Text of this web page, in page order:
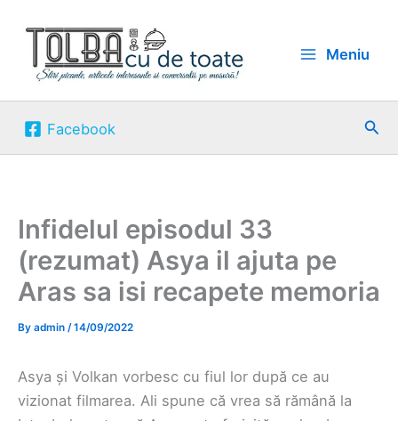
content
Meniu
Facebook
Infidelul episodul 33
(rezumat) Asya il ajuta pe
Aras sa isi recapete memoria
By admin /14/09/2022
Asya și Volkan vorbesc cu fiul lor după ce au
vizionat filmarea. Ali spune că vrea să rămână la